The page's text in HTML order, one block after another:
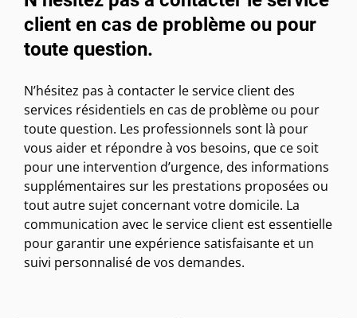
client en cas de problème ou pour
toute question.
N’hésitez pas à contacter le service client des
services résidentiels en cas de problème ou pour
toute question. Les professionnels sont là pour
vous aider et répondre à vos besoins, que ce soit
pour une intervention d’urgence, des informations
supplémentaires sur les prestations proposées ou
tout autre sujet concernant votre domicile. La
communication avec le service client est essentielle
pour garantir une expérience satisfaisante et un
suivi personnalisé de vos demandes.